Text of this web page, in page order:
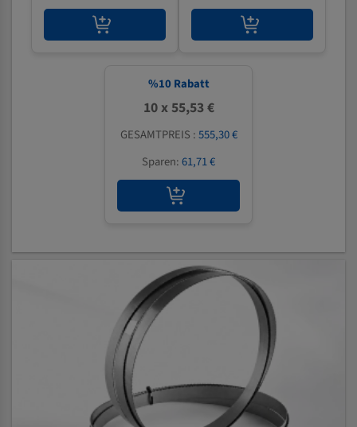
%10 Rabatt
10 x 55,53 €
GESAMTPREIS :555,30 €
Sparen:61,71 €